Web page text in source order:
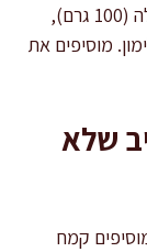
בקערה מערבבים ריקוטה, מחצית מהמוצרלה (100 גרם),
לימון. מוסיפים את
שלא
קמח